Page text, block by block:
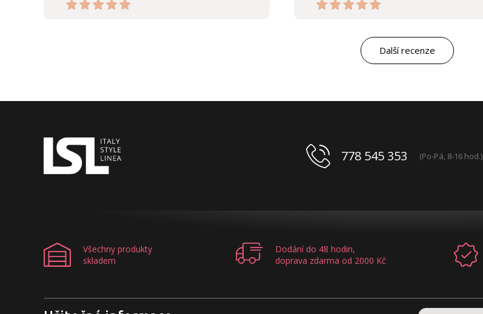
Další recenze
778 545 353 (Po-Pá, 8-16 hod.)
Všechny produkty
skladem
Dodání do 48 hodin,
doprava zdarma od 2000 Kč